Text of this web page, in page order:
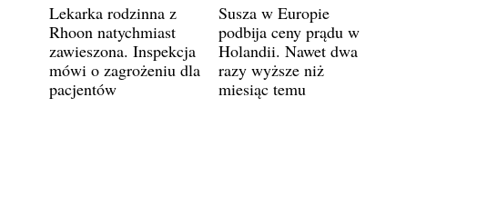
Lekarka rodzinna z
Rhoon natychmiast
zawieszona. Inspekcja
mówi o zagrożeniu dla
pacjentów
Susza w Europie
podbija ceny prądu w
Holandii. Nawet dwa
razy wyższe niż
miesiąc temu